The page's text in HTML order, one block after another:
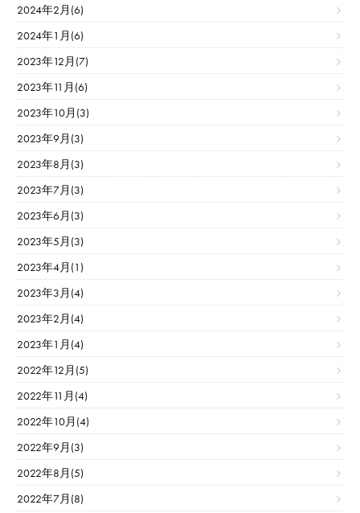
2024年2月(6)
2024年1月(6)
2023年12月(7)
2023年11月(6)
2023年10月(3)
2023年9月(3)
2023年8月(3)
2023年7月(3)
2023年6月(3)
2023年5月(3)
2023年4月(1)
2023年3月(4)
2023年2月(4)
2023年1月(4)
2022年12月(5)
2022年11月(4)
2022年10月(4)
2022年9月(3)
2022年8月(5)
2022年7月(8)